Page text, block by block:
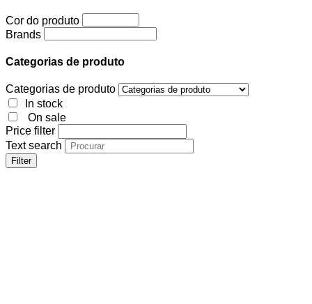
Cor do produto
Brands
Categorias de produto
Categorias de produto
In stock
On sale
Price filter
Text search
Filter